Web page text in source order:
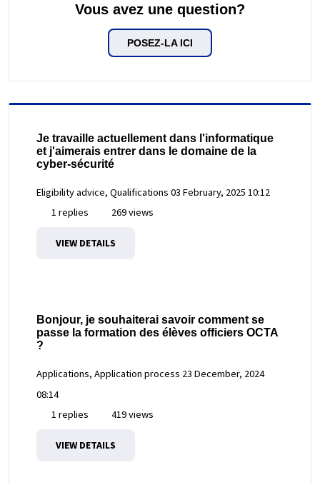
Vous avez une question?
POSEZ-LA ICI
Je travaille actuellement dans l'informatique
et j'aimerais entrer dans le domaine de la
cyber-sécurité
Eligibility advice, Qualifications 03 February, 2025 10:12
1 replies
269 views
VIEW DETAILS
Bonjour, je souhaiterai savoir comment se
passe la formation des élèves officiers OCTA
?
Applications, Application process 23 December, 2024
08:14
1 replies
419 views
VIEW DETAILS